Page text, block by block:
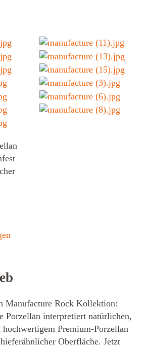
Manufacture Rock Kollektion:
Porzellan interpretiert natürlichen,
Premium-Porzellan
Oberfläche. Jetzt